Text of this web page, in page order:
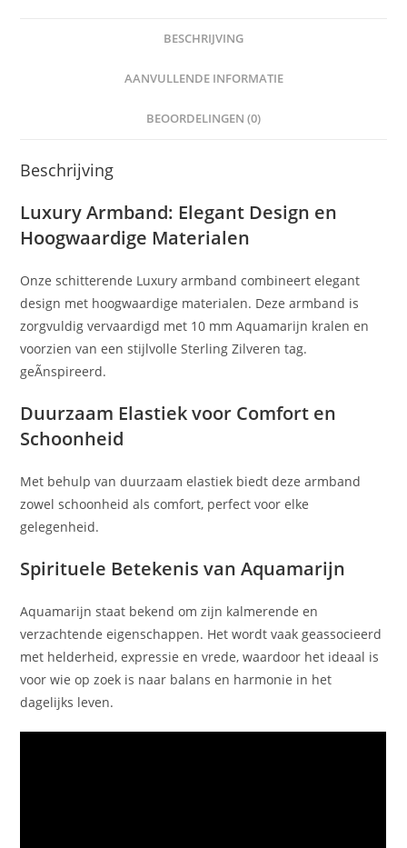
BESCHRIJVING
AANVULLENDE INFORMATIE
BEOORDELINGEN (0)
Beschrijving
Luxury Armband: Elegant Design en
Hoogwaardige Materialen
Onze schitterende Luxury armband combineert elegant
design met hoogwaardige materialen. Deze armband is
zorgvuldig vervaardigd met 10 mm Aquamarijn kralen en
voorzien van een stijlvolle Sterling Zilveren tag.
geÃnspireerd.
Duurzaam Elastiek voor Comfort en
Schoonheid
Met behulp van duurzaam elastiek biedt deze armband
zowel schoonheid als comfort, perfect voor elke
gelegenheid.
Spirituele Betekenis van Aquamarijn
Aquamarijn staat bekend om zijn kalmerende en
verzachtende eigenschappen. Het wordt vaak geassocieerd
met helderheid, expressie en vrede, waardoor het ideaal is
voor wie op zoek is naar balans en harmonie in het
dagelijks leven.